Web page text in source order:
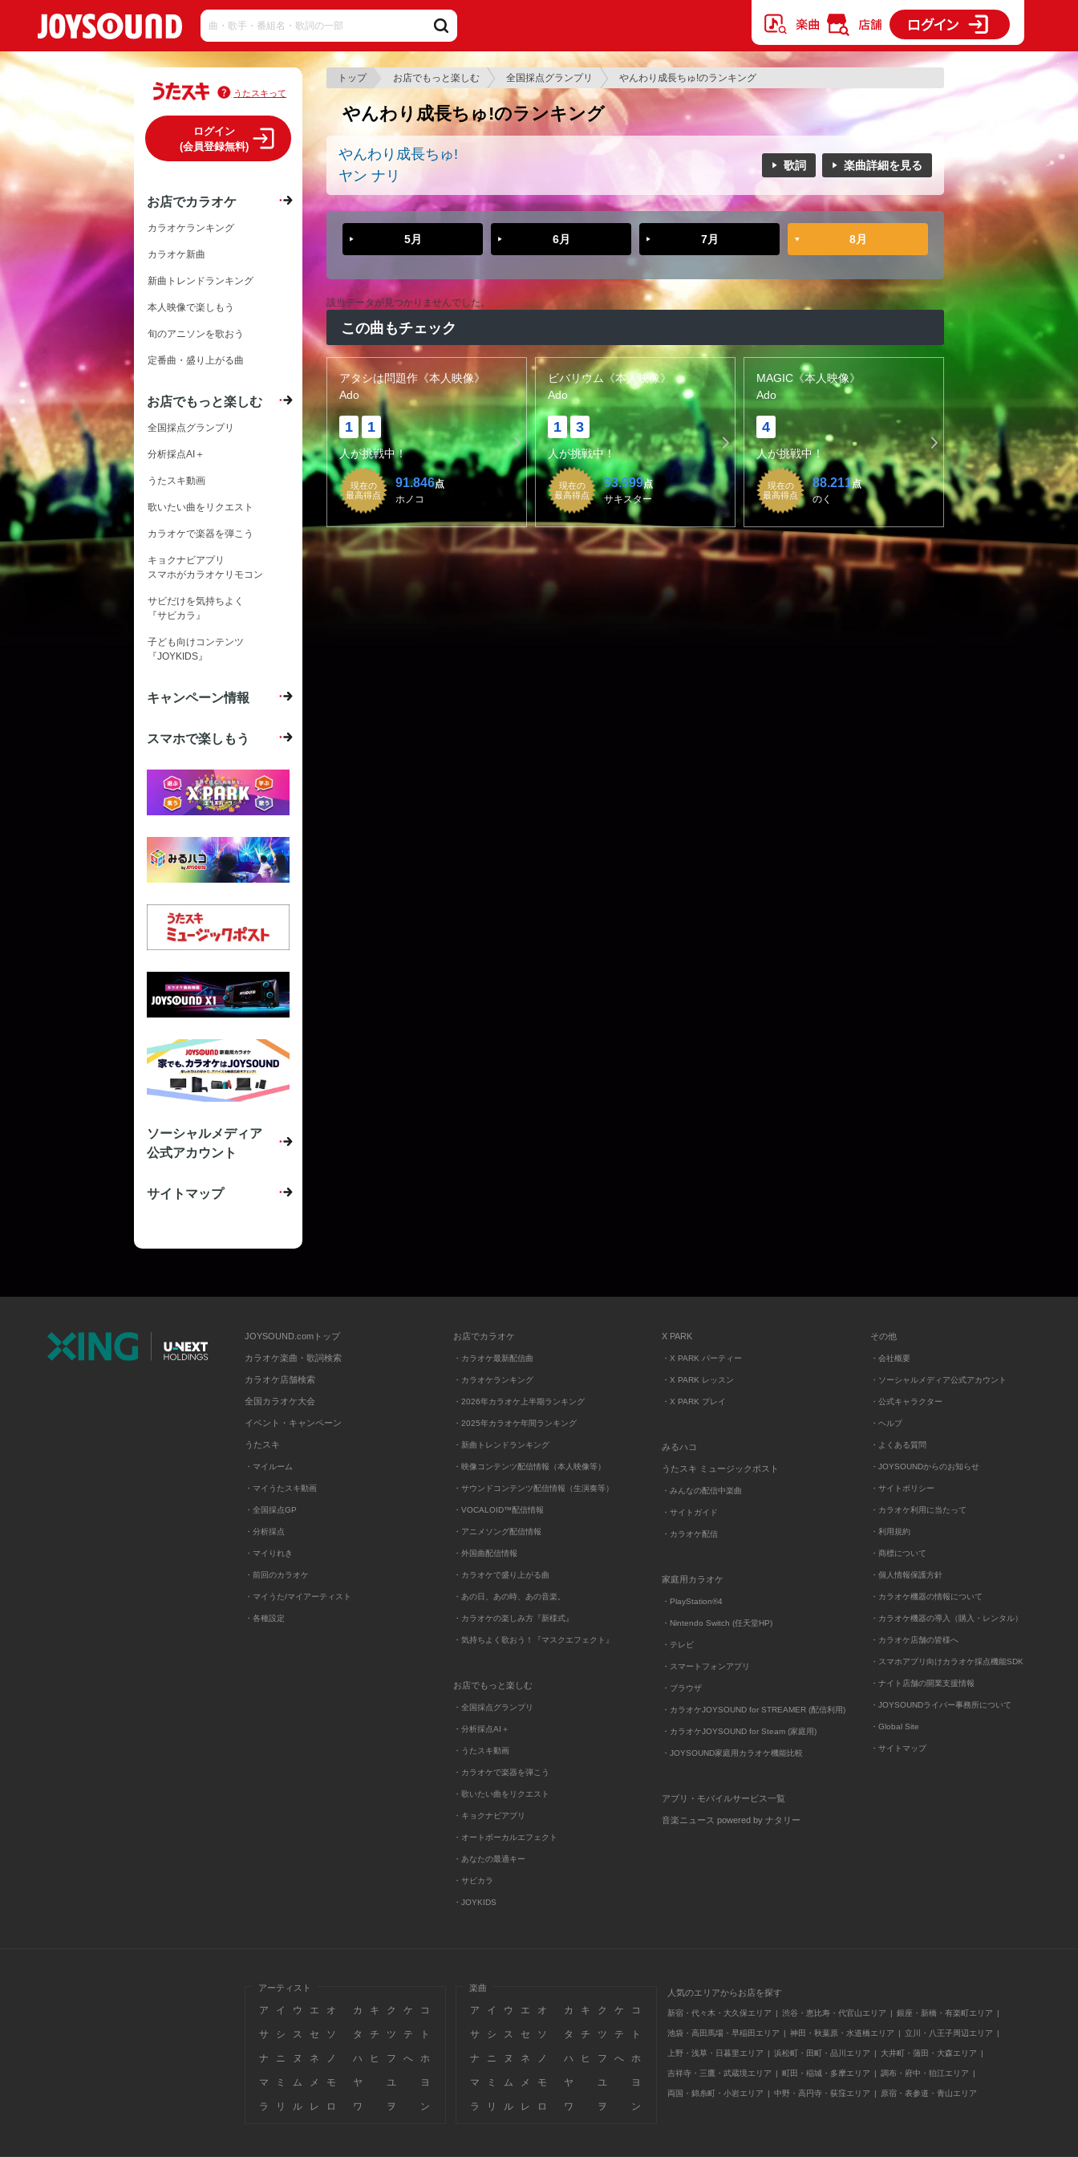
トップ お店でもっと楽しむ 全国採点グランプリ やんわり成長ちゅ!のランキング
やんわり成長ちゅ!のランキング
やんわり成長ちゅ!
ヤン ナリ
歌詞 楽曲詳細を見る
5月 6月 7月 8月
該当データが見つかりませんでした。
この曲もチェック
アタシは問題作《本人映像》
Ado
1 1
人が挑戦中！
現在の
最高得点
91.846点
ホノコ
ビバリウム《本人映像》
Ado
1 3
人が挑戦中！
現在の
最高得点
93.999点
サキスター
MAGIC《本人映像》
Ado
4
人が挑戦中！
現在の
最高得点
88.211点
のく
うたスキって
ログイン
(会員登録無料)
お店でカラオケ
カラオケランキング
カラオケ新曲
新曲トレンドランキング
本人映像で楽しもう
旬のアニソンを歌おう
定番曲・盛り上がる曲
お店でもっと楽しむ
全国採点グランプリ
分析採点AI＋
うたスキ動画
歌いたい曲をリクエスト
カラオケで楽器を弾こう
キョクナビアプリ
スマホがカラオケリモコン
サビだけを気持ちよく
『サビカラ』
子ども向けコンテンツ
『JOYKIDS』
キャンペーン情報
スマホで楽しもう
ソーシャルメディア
公式アカウント
サイトマップ
JOYSOUND.comトップ
カラオケ楽曲・歌詞検索
カラオケ店舗検索
全国カラオケ大会
イベント・キャンペーン
うたスキ
・マイルーム
・マイうたスキ動画
・全国採点GP
・分析採点
・マイりれき
・前回のカラオケ
・マイうた/マイアーティスト
・各種設定
お店でカラオケ
・カラオケ最新配信曲
・カラオケランキング
・2026年カラオケ上半期ランキング
・2025年カラオケ年間ランキング
・新曲トレンドランキング
・映像コンテンツ配信情報（本人映像等）
・サウンドコンテンツ配信情報（生演奏等）
・VOCALOID™配信情報
・アニメソング配信情報
・外国曲配信情報
・カラオケで盛り上がる曲
・あの日、あの時、あの音楽。
・カラオケの楽しみ方『新様式』
・気持ちよく歌おう！『マスクエフェクト』
お店でもっと楽しむ
・全国採点グランプリ
・分析採点AI＋
・うたスキ動画
・カラオケで楽器を弾こう
・歌いたい曲をリクエスト
・キョクナビアプリ
・オートボーカルエフェクト
・あなたの最適キー
・サビカラ
・JOYKIDS
X PARK
・X PARK パーティー
・X PARK レッスン
・X PARK プレイ
みるハコ
うたスキ ミュージックポスト
・みんなの配信中楽曲
・サイトガイド
・カラオケ配信
家庭用カラオケ
・PlayStation®4
・Nintendo Switch (任天堂HP)
・テレビ
・スマートフォンアプリ
・ブラウザ
・カラオケJOYSOUND for STREAMER (配信利用)
・カラオケJOYSOUND for Steam (家庭用)
・JOYSOUND家庭用カラオケ機能比較
アプリ・モバイルサービス一覧
音楽ニュース powered by ナタリー
その他
・会社概要
・ソーシャルメディア公式アカウント
・公式キャラクター
・ヘルプ
・よくある質問
・JOYSOUNDからのお知らせ
・サイトポリシー
・カラオケ利用に当たって
・利用規約
・商標について
・個人情報保護方針
・カラオケ機器の情報について
・カラオケ機器の導入（購入・レンタル）
・カラオケ店舗の皆様へ
・スマホアプリ向けカラオケ採点機能SDK
・ナイト店舗の開業支援情報
・JOYSOUNDライバー事務所について
・Global Site
・サイトマップ
アーティスト
ア イ ウ エ オ カ キ ク ケ コ
サ シ ス セ ソ タ チ ツ テ ト
ナ ニ ヌ ネ ノ ハ ヒ フ へ ホ
マ ミ ム メ モ ヤ ユ ヨ
ラ リ ル レ ロ ワ ヲ ン
楽曲
ア イ ウ エ オ カ キ ク ケ コ
サ シ ス セ ソ タ チ ツ テ ト
ナ ニ ヌ ネ ノ ハ ヒ フ へ ホ
マ ミ ム メ モ ヤ ユ ヨ
ラ リ ル レ ロ ワ ヲ ン
人気のエリアからお店を探す
新宿・代々木・大久保エリア 渋谷・恵比寿・代官山エリア 銀座・新橋・有楽町エリア
池袋・高田馬場・早稲田エリア 神田・秋葉原・水道橋エリア 立川・八王子周辺エリア
上野・浅草・日暮里エリア 浜松町・田町・品川エリア 大井町・蒲田・大森エリア
吉祥寺・三鷹・武蔵境エリア 町田・稲城・多摩エリア 調布・府中・狛江エリア
両国・錦糸町・小岩エリア 中野・高円寺・荻窪エリア 原宿・表参道・青山エリア